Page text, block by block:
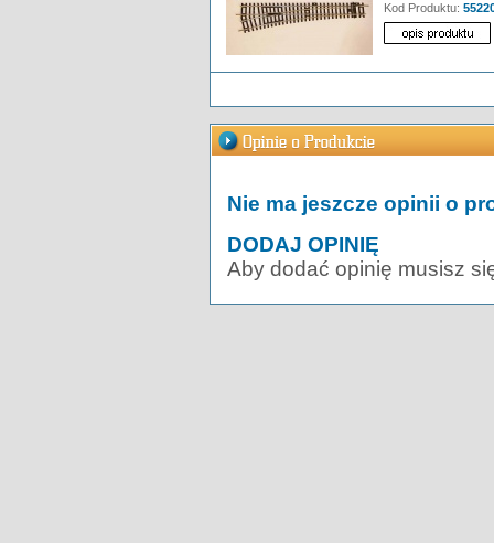
Kod Produktu:
Nie ma jeszcze opinii o
DODAJ OPINIĘ
Aby dodać opinię musisz